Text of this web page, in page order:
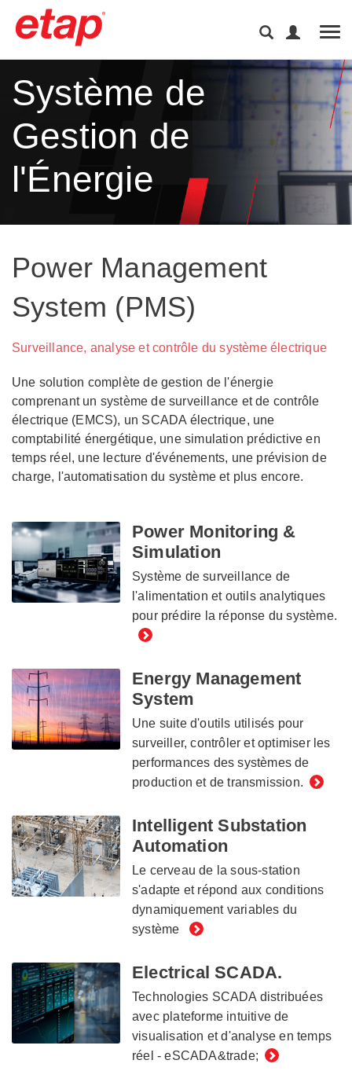
Système de
Gestion de
l'Énergie
Power Management
System (PMS)
Surveillance, analyse et contrôle du système électrique
Une solution complète de gestion de l'énergie
comprenant un système de surveillance et de contrôle
électrique (EMCS), un SCADA électrique, une
comptabilité énergétique, une simulation prédictive en
temps réel, une lecture d'événements, une prévision de
charge, l'automatisation du système et plus encore.
Power Monitoring &
Simulation
Système de surveillance de
l'alimentation et outils analytiques
pour prédire la réponse du système.
Energy Management
System
Une suite d'outils utilisés pour
surveiller, contrôler et optimiser les
performances des systèmes de
production et de transmission.
Intelligent Substation
Automation
Le cerveau de la sous-station
s'adapte et répond aux conditions
dynamiquement variables du
système
Electrical SCADA.
Technologies SCADA distribuées
avec plateforme intuitive de
visualisation et d'analyse en temps
réel - eSCADA&trade;